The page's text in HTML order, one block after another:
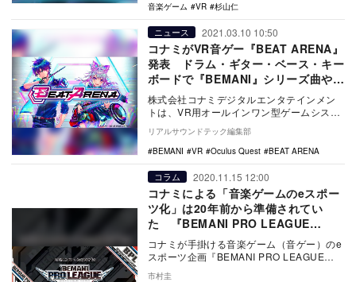
音楽ゲーム
VR 杉山仁
ニュース 2021.03.10 10:50
コナミがVR音ゲー『BEAT ARENA』
発表 ドラム・ギター・ベース・キー
ボードで『BEMANI』シリーズ曲やオ
リジナル曲を演奏しよう
株式会社コナミデジタルエンタテインメン
トは、VR用オールインワン型ゲームシステ
ム「Oculus Quest」、 「Oculus …
リアルサウンドテック編集部
BEMANI
VR Oculus Quest BEAT ARENA
コラム 2020.11.15 12:00
コナミによる「音楽ゲームのeスポー
ツ化」は20年前から準備されてい
た 『BEMANI PRO LEAGUE
ZERO』に連なる系譜を読む
コナミが手掛ける音楽ゲーム（音ゲー）のe
スポーツ企画『BEMANI PRO LEAGUE
ZERO（以下、BPL ZERO）』が…
市村圭